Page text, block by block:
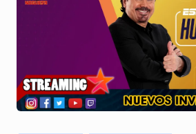
g
u